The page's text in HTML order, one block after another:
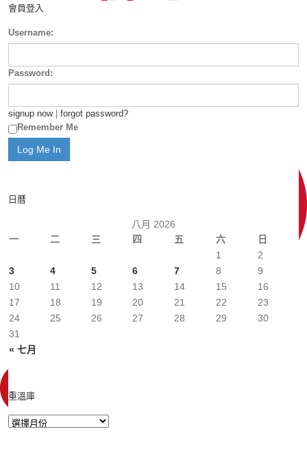
會員登入
Username:
Password:
signup now| forgot password?
Remember Me
日曆
八月 2026
一
二 三 四 五 六 日
« 七月
1
2
3
4 5 6 7 8
9
10
11 12 13 14 15
16
17
18 19 20 21 22
23
24
25 26 27 28 29
30
31
重溫庫